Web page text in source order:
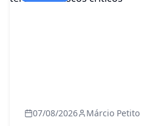
07/08/2026 Márcio Petito